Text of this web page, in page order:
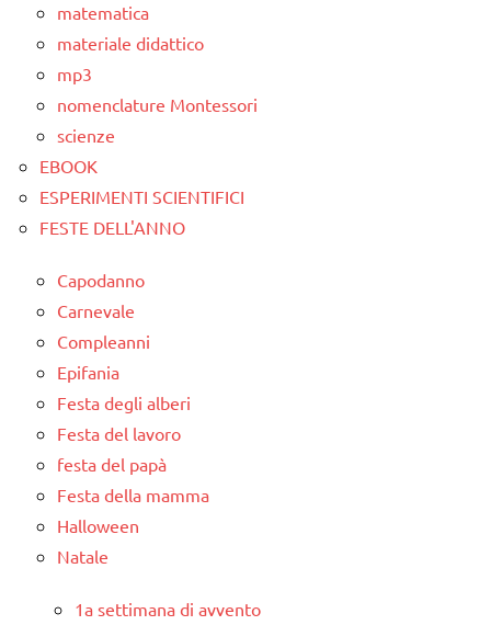
matematica
materiale didattico
mp3
nomenclature Montessori
scienze
EBOOK
ESPERIMENTI SCIENTIFICI
FESTE DELL'ANNO
Capodanno
Carnevale
Compleanni
Epifania
Festa degli alberi
Festa del lavoro
festa del papà
Festa della mamma
Halloween
Natale
1a settimana di avvento